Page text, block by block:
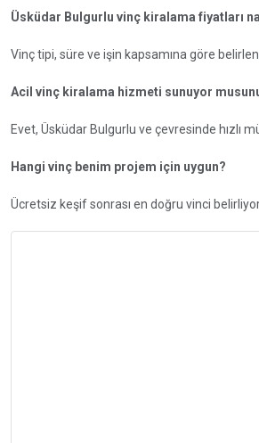
Üsküdar Bulgurlu vinç kiralama fiyatları
Vinç tipi, süre ve işin kapsamına göre
Acil vinç kiralama hizmeti sunuyor
Evet, Üsküdar Bulgurlu ve çevresinde hızlı
Hangi vinç benim projem için uygun?
Ücretsiz keşif sonrası en doğru vinci